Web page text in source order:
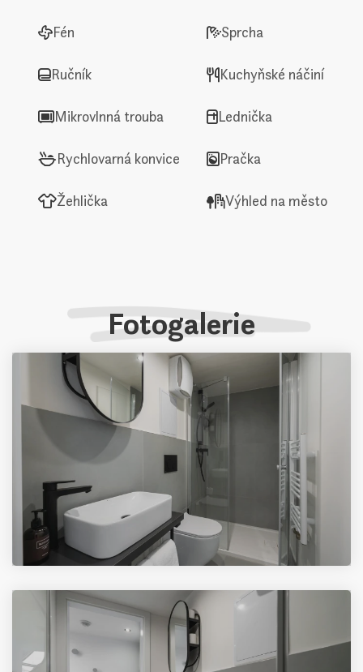
Fén Sprcha
Ručník Kuchyňské náčiní
Mikrovlnná trouba Lednička
Rychlovarná konvice Pračka
Žehlička Výhled na město
Fotogalerie